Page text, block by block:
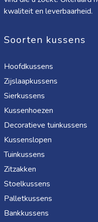
kwaliteit en leverbaarheid.
Soorten kussens
Hoofdkussens
Zijslaapkussens
Sierkussens
Kussenhoezen
Decoratieve tuinkussens
Kussenslopen
Tuinkussens
Zitzakken
Stoelkussens
Palletkussens
Bankkussens